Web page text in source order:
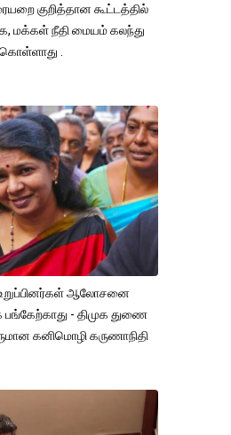
குறித்தான கூட்டத்தில்
மக்கள் நீதி மையம் கலந்து
கொள்ளாது .
உறுப்பினர்கள் ஆலோசனை
பங்கேற்காது - திமுக துணை
கனிமொழி கருணாநிதி